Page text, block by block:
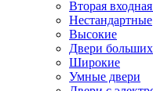
Вторая
Нестандартные
Высокие
Двери больших
Широкие
Умные двери